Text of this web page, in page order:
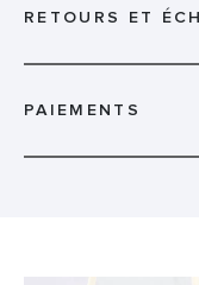
RETOURS ET
PAIEMENTS